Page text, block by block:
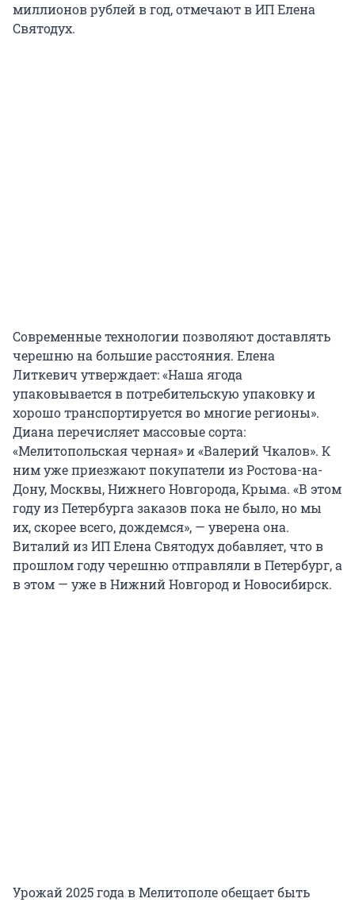
миллионов рублей в год, отмечают в ИП Елена
Святодух.
Современные технологии позволяют доставлять
черешню на большие расстояния. Елена
Литкевич утверждает: «Наша ягода
упаковывается в потребительскую упаковку и
хорошо транспортируется во многие регионы».
Диана перечисляет массовые сорта:
«Мелитопольская черная» и «Валерий Чкалов». К
ним уже приезжают покупатели из Ростова-на-
Дону, Москвы, Нижнего Новгорода, Крыма. «В этом
году из Петербурга заказов пока не было, но мы
их, скорее всего, дождемся», — уверена она.
Виталий из ИП Елена Святодух добавляет, что в
прошлом году черешню отправляли в Петербург, а
в этом — уже в Нижний Новгород и Новосибирск.
Урожай 2025 года в Мелитополе обещает быть